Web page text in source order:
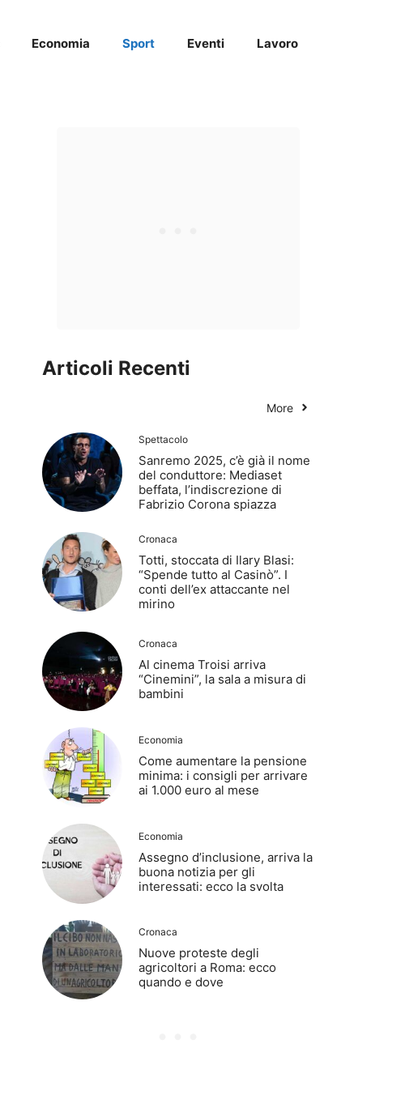
Economia Sport Eventi Lavoro
Articoli Recenti
More
Spettacolo
Sanremo 2025, c’è già il nome
del conduttore: Mediaset
beffata, l’indiscrezione di
Fabrizio Corona spiazza
Cronaca
Totti, stoccata di Ilary Blasi:
“Spende tutto al Casinò”. I
conti dell’ex attaccante nel
mirino
Cronaca
Al cinema Troisi arriva
“Cinemini”, la sala a misura di
bambini
Economia
Come aumentare la pensione
minima: i consigli per arrivare
ai 1.000 euro al mese
Economia
Assegno d’inclusione, arriva la
buona notizia per gli
interessati: ecco la svolta
Cronaca
Nuove proteste degli
agricoltori a Roma: ecco
quando e dove